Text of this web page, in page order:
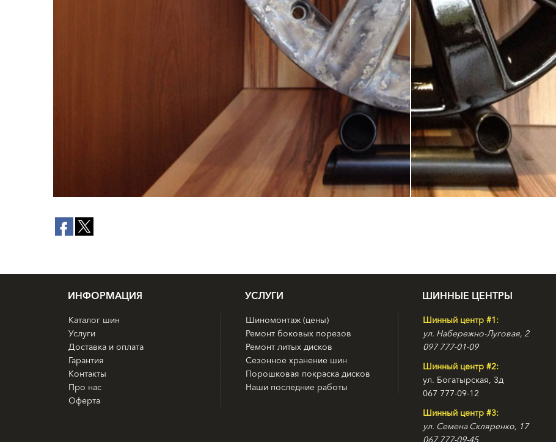
ИНФОРМАЦИЯ
Каталог шин
Услуги
Доставка и оплата
Гарантия
Контакты
Про нас
Оферта
УСЛУГИ
Шиномонтаж (цены)
Ремонт боковых порезов
Ремонт литых дисков
Сезонное хранение шин
Порошковая покраска дисков
Наши последние работы
ШИННЫЕ ЦЕНТРЫ
Шинный центр #1:
ул. Набережно-Луговая, 2
097 777-01-09
Шинный центр #2:
ул. Богатырская, 3д
067 777-09-12
Шинный центр #3:
ул. Семена Скляренко, 17
067 777-09-45